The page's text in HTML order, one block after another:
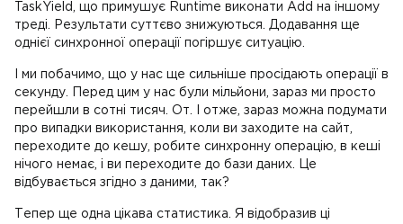
TaskYield, що примушує Runtime виконати Add на іншому
треді. Результати суттєво знижуються. Додавання ще
однієї синхронної операції погіршує ситуацію.
І ми побачимо, що у нас ще сильніше просідають операції в
секунду. Перед цим у нас були мільйони, зараз ми просто
перейшли в сотні тисяч. От. І отже, зараз можна подумати
про випадки використання, коли ви заходите на сайт,
переходите до кешу, робите синхронну операцію, в кеші
нічого немає, і ви переходите до бази даних. Це
відбувається згідно з даними, так?
Тепер ще одна цікава статистика. Я відобразив ці